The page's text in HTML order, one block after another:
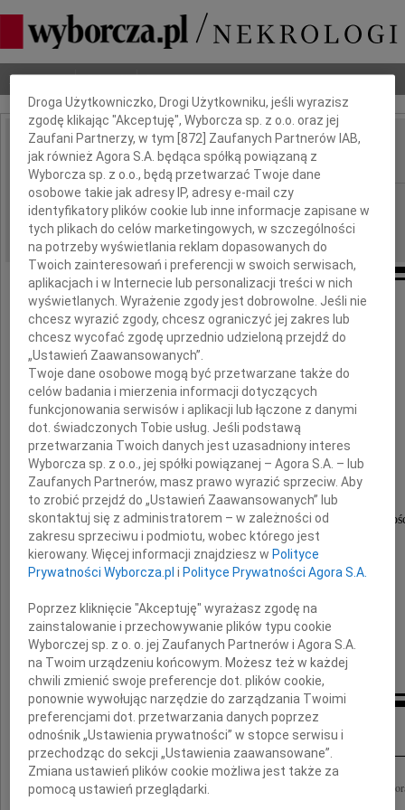
Nekrologi Odeszli Poradnik pogrzebowy
IMIĘ I NAZWISKO: Stanisław Radwan
REGION: Kraków
DATA EMISJI: 20.10.2023
"...a ten szum wyżej
on tak będzie jeszcze wieczność wiał"
Stanisław Radwan
Dziękujemy Ci Staszku, za Twoją obecność w naszej oazie
- Twoja Piwnica pod Baranami
Inne kondolencje
Stanisław Radwan Kompozytor. Duch polskiego teatru. Przyjaciel. Żonie Dorocie
Dbamy o Twoją prywatność
Droga Użytkowniczko, Drogi Użytkowniku, jeśli wyrazisz
zgodę klikając "Akceptuję", Wyborcza sp. z o.o. oraz jej
Zaufani Partnerzy, w tym [872 ] Zaufanych Partnerów IAB,
jak również Agora S.A. będąca spółką powiązaną z
Wyborcza sp. z o.o., będą przetwarzać Twoje dane
osobowe takie jak adresy IP, adresy e-mail czy
identyfikatory plików cookie lub inne informacje zapisane w
tych plikach do celów marketingowych, w szczególności
na potrzeby wyświetlania reklam dopasowanych do
Twoich zainteresowań i preferencji w swoich serwisach,
aplikacjach i w Internecie lub personalizacji treści w nich
wyświetlanych. Wyrażenie zgody jest dobrowolne. Jeśli nie
chcesz wyrazić zgody, chcesz ograniczyć jej zakres lub
chcesz wycofać zgodę uprzednio udzieloną przejdź do
„Ustawień Zaawansowanych”.
Twoje dane osobowe mogą być przetwarzane także do
celów badania i mierzenia informacji dotyczących
funkcjonowania serwisów i aplikacji lub łączone z danymi
dot. świadczonych Tobie usług. Jeśli podstawą
przetwarzania Twoich danych jest uzasadniony interes
Wyborcza sp. z o.o., jej spółki powiązanej – Agora S.A. – lub
Zaufanych Partnerów, masz prawo wyrazić sprzeciw. Aby
to zrobić przejdź do „Ustawień Zaawansowanych” lub
skontaktuj się z administratorem – w zależności od
zakresu sprzeciwu i podmiotu, wobec którego jest
kierowany. Więcej informacji znajdziesz w Polityce
Prywatności Wyborcza.pl i Polityce Prywatności Agora S.A.
Poprzez kliknięcie "Akceptuję" wyrażasz zgodę na
zainstalowanie i przechowywanie plików typu cookie
Wyborczej sp. z o. o. jej Zaufanych Partnerów i Agora S.A.
na Twoim urządzeniu końcowym. Możesz też w każdej
chwili zmienić swoje preferencje dot. plików cookie,
ponownie wywołując narzędzie do zarządzania Twoimi
preferencjami dot. przetwarzania danych poprzez
odnośnik „Ustawienia prywatności” w stopce serwisu i
przechodząc do sekcji „Ustawienia zaawansowane”.
Zmiana ustawień plików cookie możliwa jest także za
pomocą ustawień przeglądarki.